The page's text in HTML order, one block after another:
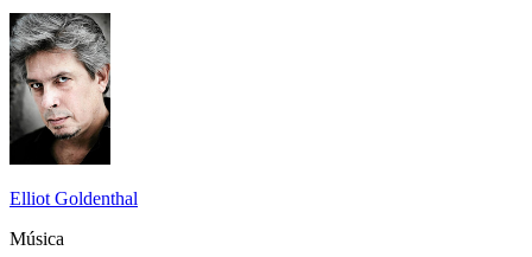
Elliot Goldenthal
Música